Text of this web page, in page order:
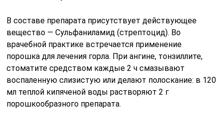
В составе препарата присутствует действующее
вещество — Сульфаниламид (стрептоцид). Во
врачебной практике встречается применение
порошка для лечения горла. При ангине, тонзиллите,
стоматите средством каждые 2 ч смазывают
воспаленную слизистую или делают полоскание: в 120
мл теплой кипяченой воды растворяют 2 г
порошкообразного препарата.